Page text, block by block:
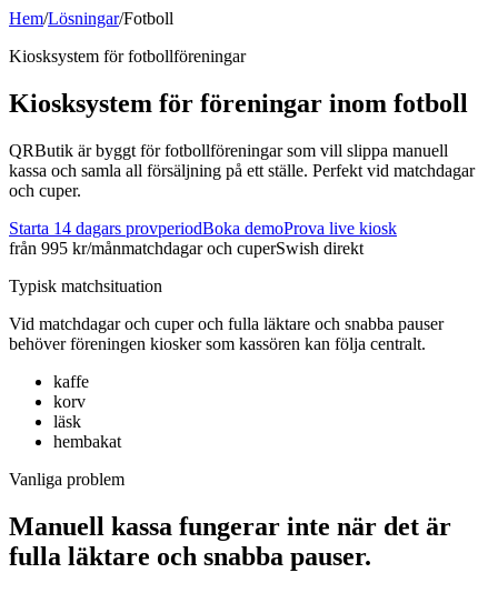
Hem/Lösningar/Fotboll
Kiosksystem förfotbollföreningar
Kiosksystem för föreningar inom fotboll
QRButik är byggt för fotbollföreningar som vill slippa manuell
kassa och samla all försäljning på ett ställe. Perfekt vid matchdagar
och cuper.
Starta 14 dagars provperiodBoka demoProva live kiosk
från 995 kr/månmatchdagar och cuperSwish direkt
Typisk matchsituation
Vid matchdagar och cuperoch fulla läktare och snabba pauser
behöver föreningen kiosker som kassören kan följa centralt.
kaffe
korv
läsk
hembakat
Vanliga problem
Manuell kassa fungerar inte när det är
fulla läktare och snabba pauser.